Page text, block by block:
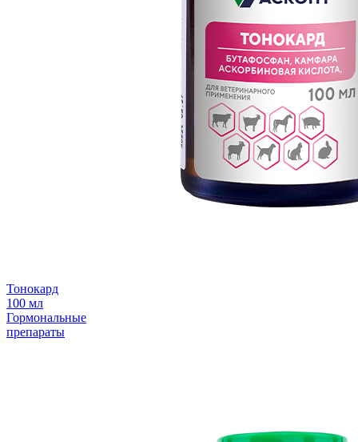
Тонокард
100 мл
Гормональные
препараты